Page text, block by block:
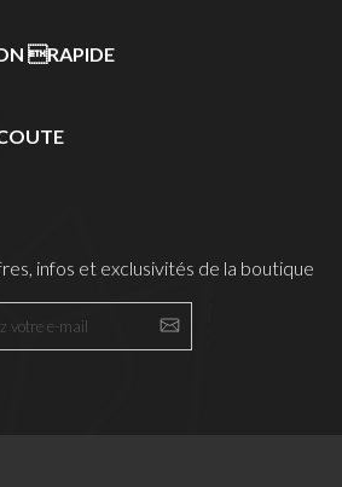
RAPIDE
infos et exclusivités de la boutique